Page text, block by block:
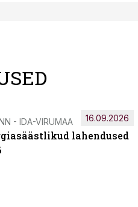
- IDA-VIRUMAA
lahendused
16.09.2026